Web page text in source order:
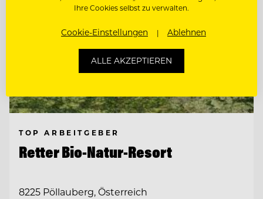
TOP ARBEITGEBER
Retter Bio-Natur-Resort
8225 Pöllauberg, Österreich
Ihre Cookies selbst zu verwalten.
Cookie-Einstellungen Ablehnen
ALLE AKZEPTIEREN